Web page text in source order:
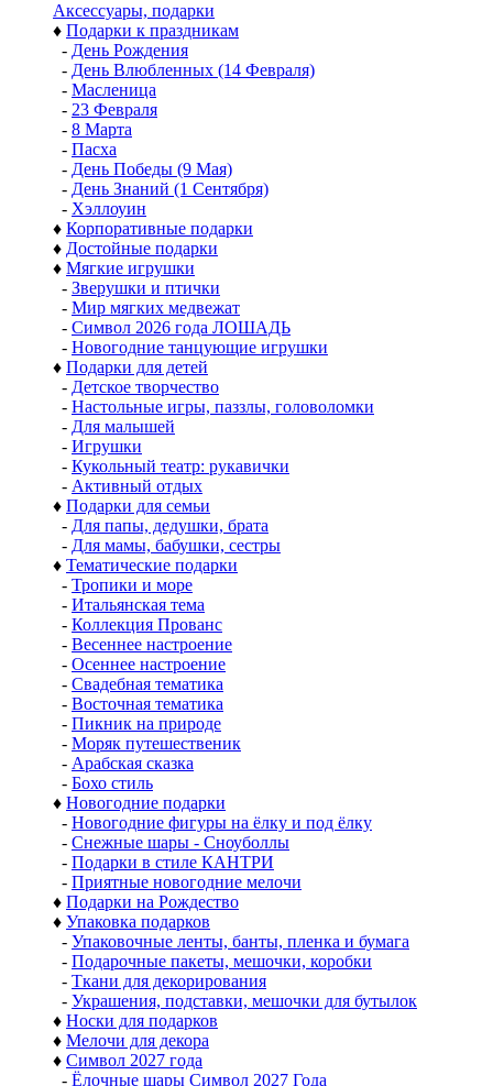
Аксессуары, подарки
♦ Подарки к праздникам
- День Рождения
- День Влюбленных (14 Февраля)
- Масленица
- 23 Февраля
- 8 Марта
- Пасха
- День Победы (9 Мая)
- День Знаний (1 Сентября)
- Хэллоуин
♦ Корпоративные подарки
♦ Достойные подарки
♦ Мягкие игрушки
- Зверушки и птички
- Мир мягких медвежат
- Символ 2026 года ЛОШАДЬ
- Новогодние танцующие игрушки
♦ Подарки для детей
- Детское творчество
- Настольные игры, паззлы, головоломки
- Для малышей
- Игрушки
- Кукольный театр: рукавички
- Активный отдых
♦ Подарки для семьи
- Для папы, дедушки, брата
- Для мамы, бабушки, сестры
♦ Тематические подарки
- Тропики и море
- Итальянская тема
- Коллекция Прованс
- Весеннее настроение
- Осеннее настроение
- Свадебная тематика
- Восточная тематика
- Пикник на природе
- Моряк путешественик
- Арабская сказка
- Бохо стиль
♦ Новогодние подарки
- Новогодние фигуры на ёлку и под ёлку
- Снежные шары - Сноуболлы
- Подарки в стиле КАНТРИ
- Приятные новогодние мелочи
♦ Подарки на Рождество
♦ Упаковка подарков
- Упаковочные ленты, банты, пленка и бумага
- Подарочные пакеты, мешочки, коробки
- Ткани для декорирования
- Украшения, подставки, мешочки для бутылок
♦ Носки для подарков
♦ Мелочи для декора
♦ Символ 2027 года
- Ёлочные шары Символ 2027 Года